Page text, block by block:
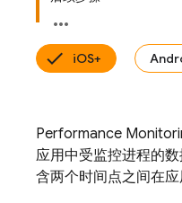
iOS+
Performance
应用中受监控进程的
含两个时间点之间在应